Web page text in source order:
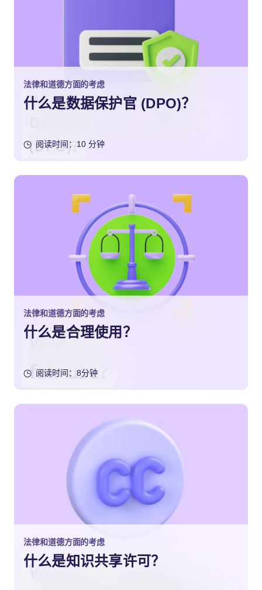
法律和道德方面的考虑
什么是数据保护官 (DPO)？
阅读时间：10 分钟
法律和道德方面的考虑
什么是合理使用？
阅读时间：8分钟
法律和道德方面的考虑
什么是知识共享许可？